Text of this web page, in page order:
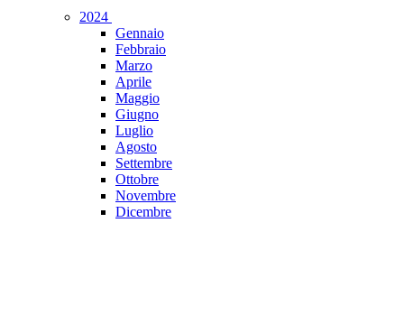
2024
Gennaio
Febbraio
Marzo
Aprile
Maggio
Giugno
Luglio
Agosto
Settembre
Ottobre
Novembre
Dicembre